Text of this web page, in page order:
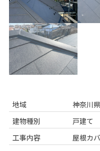
地域
神奈川
建物種別
戸建て
工事内容
屋根カ